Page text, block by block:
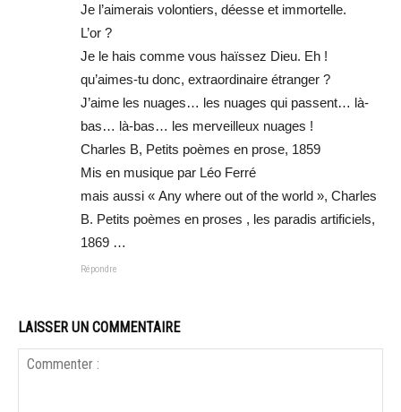
Je l’aimerais volontiers, déesse et immortelle.
L’or ?
Je le hais comme vous haïssez Dieu. Eh !
qu’aimes-tu donc, extraordinaire étranger ?
J’aime les nuages… les nuages qui passent… là-
bas… là-bas… les merveilleux nuages !
Charles B, Petits poèmes en prose, 1859
Mis en musique par Léo Ferré
mais aussi « Any where out of the world », Charles
B. Petits poèmes en proses , les paradis artificiels,
1869 …
Répondre
LAISSER UN COMMENTAIRE